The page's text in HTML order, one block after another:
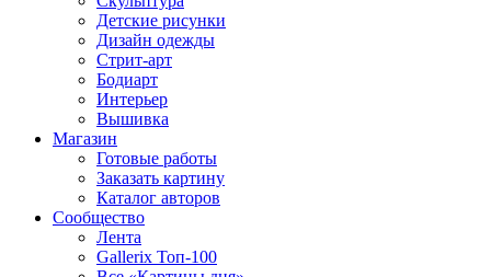
Детские рисунки
Дизайн одежды
Стрит-арт
Бодиарт
Интерьер
Вышивка
Магазин
Готовые работы
Заказать картину
Каталог авторов
Сообщество
Лента
Gallerix Топ-100